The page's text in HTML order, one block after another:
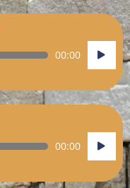
אודיו
00:00
אודיו
00:00